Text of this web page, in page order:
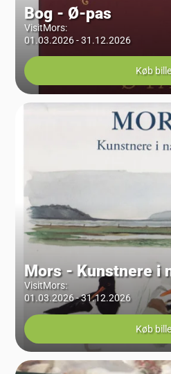
Bog - Ø-pas
VisitMors:
01.03.2026 - 31.12.2026
Køb
Mors - Kunstnere i
VisitMors:
01.03.2026 - 31.12.2026
Køb